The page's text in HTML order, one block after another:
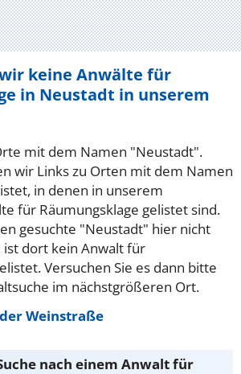
keine Anwälte für
in Neustadt in unserem
mit dem Namen "Neustadt".
wir Links zu Orten mit dem Namen
in denen in unserem
für Räumungsklage gelistet sind.
gesuchte "Neustadt" hier nicht
dort kein Anwalt für
Versuchen Sie es dann bitte
im nächstgrößeren Ort.
Weinstraße
nach einem Anwalt für